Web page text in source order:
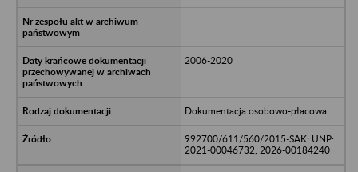
2006-2020
Dokumentacja osobowo-płacowa
992700/611/560/2015-SAK; UNP:
2021-00046732, 2026-00184240